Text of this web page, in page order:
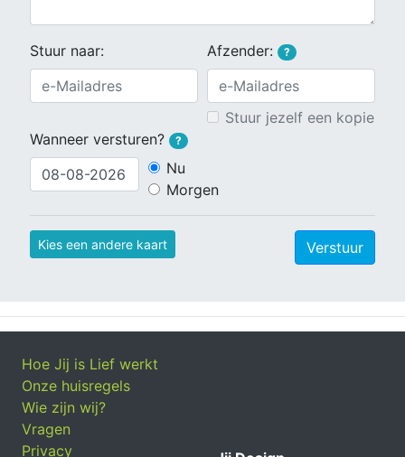
Stuur naar: Afzender: ?
Stuur jezelf een kopie
Wanneer versturen?
?
Nu
Morgen
Kies een andere kaart Verstuur
Hoe Jij is Lief werkt
Onze huisregels
Wie zijn wij?
Vragen
Privacy